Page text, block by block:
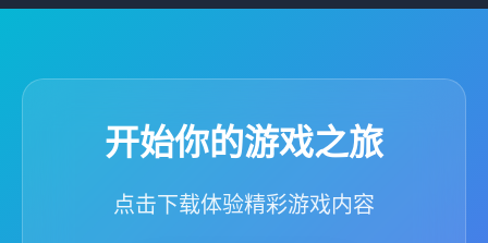
开始你的游戏之旅
点击下载体验精彩游戏内容